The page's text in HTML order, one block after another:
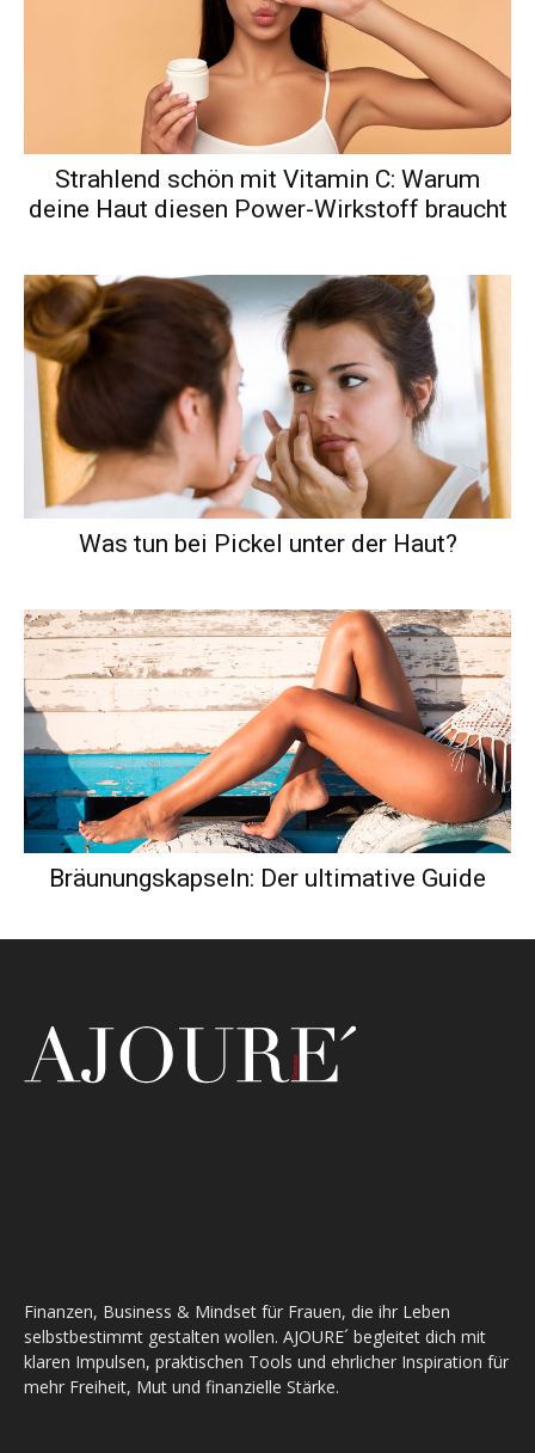
Strahlend schön mit Vitamin C: Warum
deine Haut diesen Power-Wirkstoff braucht
Was tun bei Pickel unter der Haut?
Bräunungskapseln: Der ultimative Guide
Finanzen, Business & Mindset für Frauen, die ihr Leben
selbstbestimmt gestalten wollen. AJOURE´ begleitet dich mit
klaren Impulsen, praktischen Tools und ehrlicher Inspiration für
mehr Freiheit, Mut und finanzielle Stärke.